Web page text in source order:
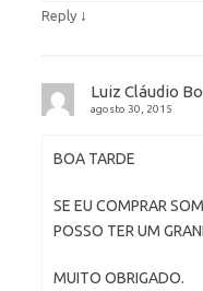
Reply ↓
Luiz Cláudio
agosto 30, 2015
BOA TARDE
SE EU COMPRAR
POSSO TER UM
MUITO OBRIGADO.